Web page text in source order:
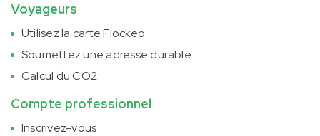
Voyageurs
Utilisez la carte Flockeo
Soumettez une adresse durable
Calcul du CO2
Compte professionnel
Inscrivez-vous